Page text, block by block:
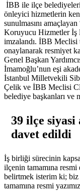
İBB ile ilçe
önleyici hizmetlerin
sunulmasını
Koruyucu Hizmetler İş
imzalandı. İBB Meclisi
onaylanarak resmiyet
Genel Başkan
İmamoğlu’nun eşi
İstanbul Milletvekili
Çelik ve İBB Meclisi
belediye başkanları ve
39 ilçe siyasi
davet edildi
İş birliği sürecinin
ilçenin tamamına
belirtmek isterim ki;
tamamına resmi